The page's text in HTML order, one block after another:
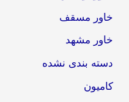
خاور مسقف
خاور مشهد
دسته بندی نشده
کامیون